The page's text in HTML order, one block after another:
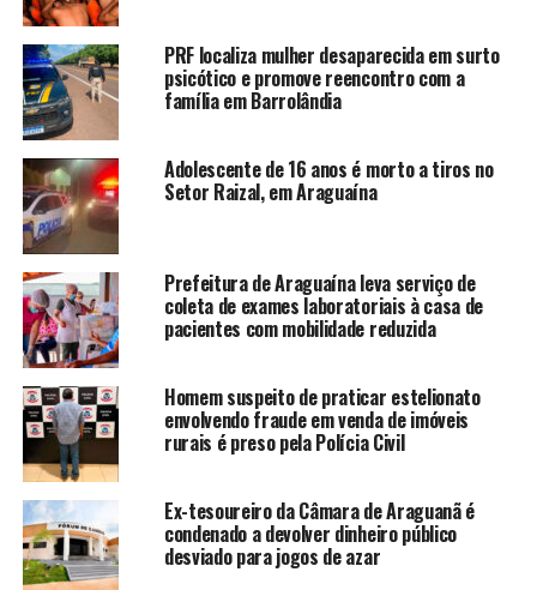
PRF localiza mulher desaparecida em surto
psicótico e promove reencontro com a
família em Barrolândia
Adolescente de 16 anos é morto a tiros no
Setor Raizal, em Araguaína
Prefeitura de Araguaína leva serviço de
coleta de exames laboratoriais à casa de
pacientes com mobilidade reduzida
Homem suspeito de praticar estelionato
envolvendo fraude em venda de imóveis
rurais é preso pela Polícia Civil
Ex-tesoureiro da Câmara de Araguanã é
condenado a devolver dinheiro público
desviado para jogos de azar